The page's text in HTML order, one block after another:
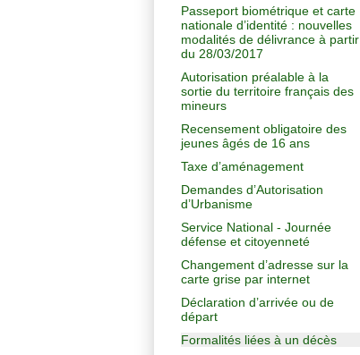
Passeport biométrique et carte
nationale d’identité : nouvelles
modalités de délivrance à partir
du 28/03/2017
Autorisation préalable à la
sortie du territoire français des
mineurs
Recensement obligatoire des
jeunes âgés de 16 ans
Taxe d’aménagement
Demandes d’Autorisation
d’Urbanisme
Service National - Journée
défense et citoyenneté
Changement d’adresse sur la
carte grise par internet
Déclaration d’arrivée ou de
départ
Formalités liées à un décès